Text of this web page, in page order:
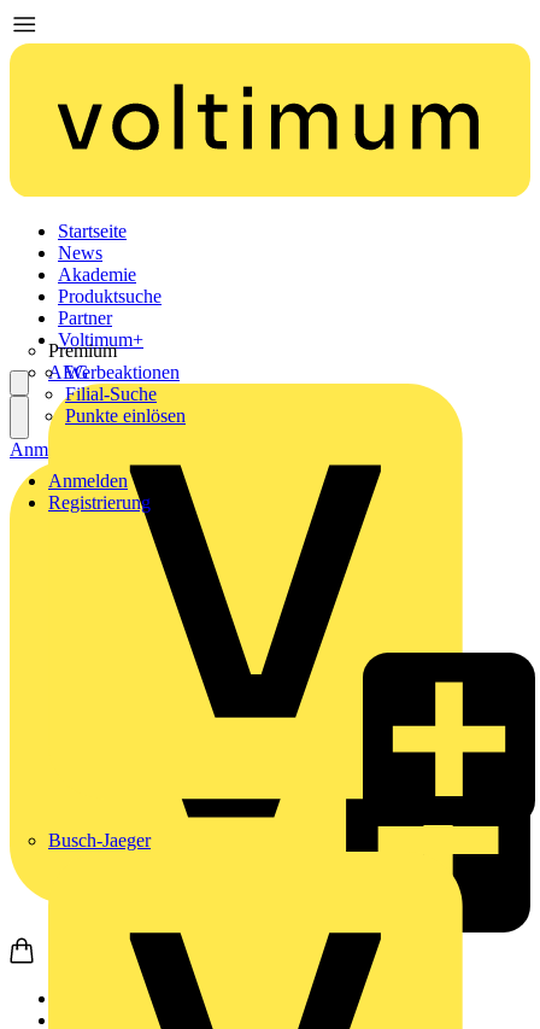
Startseite
News
Akademie
Produktsuche
Partner
Premium
AEG
Busch-Jaeger
Voltimum+
Werbeaktionen
Filial-Suche
Punkte einlösen
Anmelden
Registrierung
Anmelden